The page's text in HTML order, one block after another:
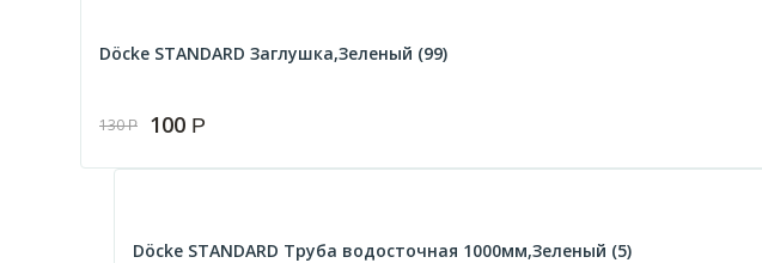
Döcke STANDARD Заглушка,Зеленый (99)
130Р 100 Р
Döcke STANDARD Труба водосточная 1000мм,Зеленый (5)